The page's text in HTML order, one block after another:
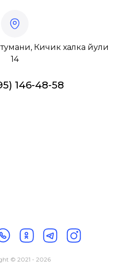
Кичик халка йули
14
146-48-58
© 2021 - 2026